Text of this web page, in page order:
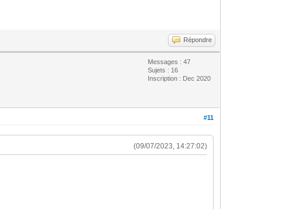
Répondre
Messages : 47
Sujets : 16
Inscription : Dec 2020
#11
(09/07/2023, 14:27:02)